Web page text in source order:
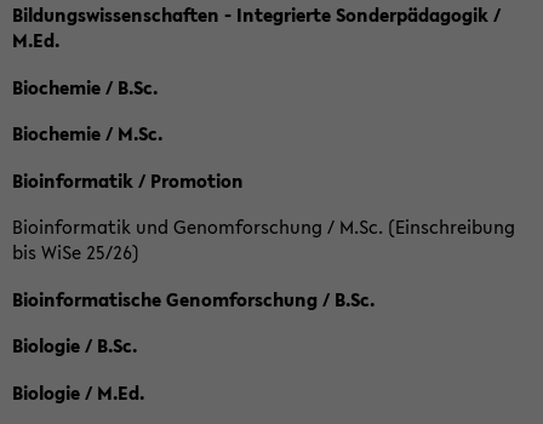
Bildungswissenschaften - Integrierte Sonderpädagogik /
M.Ed.
Biochemie / B.Sc.
Biochemie / M.Sc.
Bioinformatik / Promotion
Bioinformatik und Genomforschung / M.Sc. (Einschreibung
bis WiSe 25/26)
Bioinformatische Genomforschung / B.Sc.
Biologie / B.Sc.
Biologie / M.Ed.